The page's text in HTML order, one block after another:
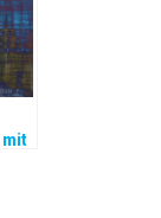
mit